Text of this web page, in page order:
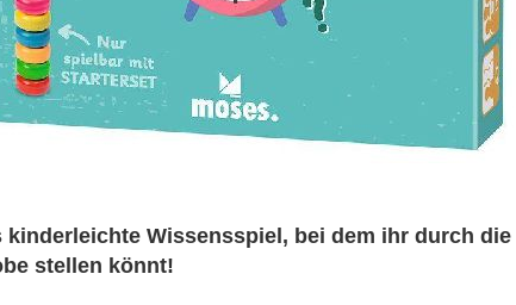
Wissensspiel, bei dem ihr durch die
stellen könnt!